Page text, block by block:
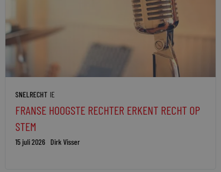
SNELRECHT IE
FRANSE HOOGSTE RECHTER ERKENT RECHT OP
STEM
15 juli 2026 Dirk Visser